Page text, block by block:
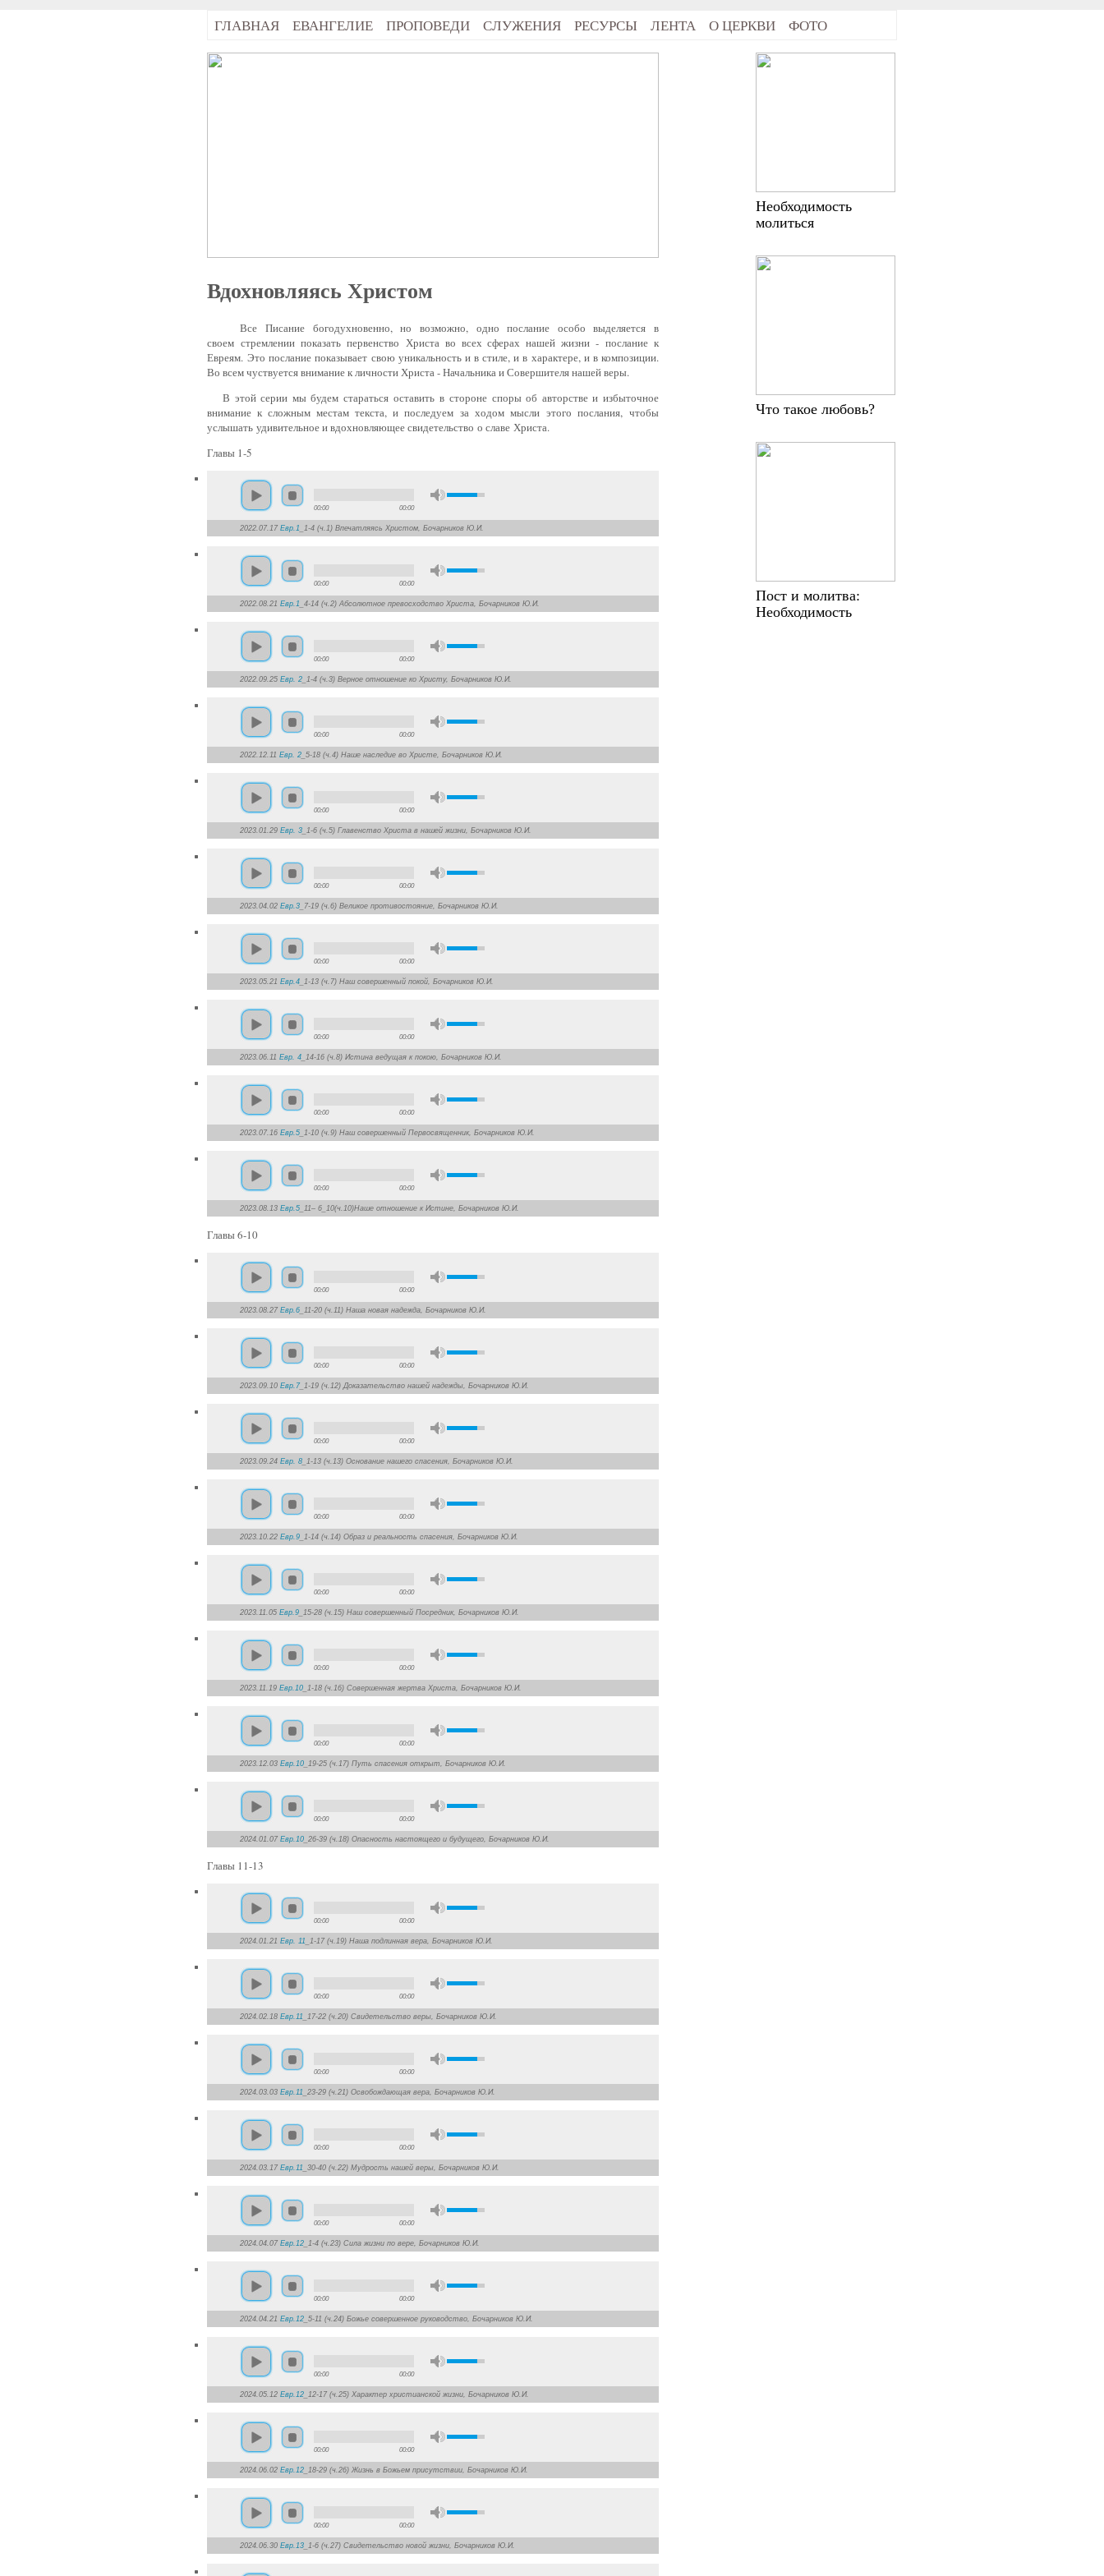
ГЛАВНАЯ ЕВАНГЕЛИЕ ПРОПОВЕДИ СЛУЖЕНИЯ РЕСУРСЫ ЛЕНТА О ЦЕРКВИ ФОТО
Вдохновляясь Христом
Все Писание богодухновенно, но возможно, одно послание особо выделяется в
своем стремлении показать первенство Христа во всех сферах нашей жизни - послание к
Евреям. Это послание показывает свою уникальность и в стиле, и в характере, и в композиции.
Во всем чуствуется внимание к личности Христа - Начальника и Совершителя нашей веры.
В этой серии мы будем стараться оставить в стороне споры об авторстве и избыточное
внимание к сложным местам текста, и последуем за ходом мысли этого послания, чтобы
услышать удивительное и вдохновляющее свидетельство о славе Христа.
Главы 1-5
00:00 00:00
2022.07.17 Евр.1 _1-4 (ч.1) Впечатляясь Христом, Бочарников Ю.И.
00:00 00:00
2022.08.21 Евр.1 _4-14 (ч.2) Абсолютное превосходство Христа, Бочарников Ю.И.
00:00 00:00
2022.09.25 Евр. 2 _1-4 (ч.3) Верное отношение ко Христу, Бочарников Ю.И.
00:00 00:00
2022.12.11 Евр. 2 _5-18 (ч.4) Наше наследие во Христе, Бочарников Ю.И.
00:00 00:00
2023.01.29 Евр. 3 _1-6 (ч.5) Главенство Христа в нашей жизни, Бочарников Ю.И.
00:00 00:00
2023.04.02 Евр.3 _7-19 (ч.6) Великое противостояние, Бочарников Ю.И.
00:00 00:00
2023.05.21 Евр.4 _1-13 (ч.7) Наш совершенный покой, Бочарников Ю.И.
00:00 00:00
2023.06.11 Евр. 4 _14-16 (ч.8) Истина ведущая к покою, Бочарников Ю.И.
00:00 00:00
2023.07.16 Евр.5 _1-10 (ч.9) Наш совершенный Первосвященник, Бочарников Ю.И.
00:00 00:00
2023.08.13 Евр.5 _11– 6_10(ч.10)Наше отношение к Истине, Бочарников Ю.И.
Главы 6-10
00:00 00:00
2023.08.27 Евр.6 _11-20 (ч.11) Наша новая надежда, Бочарников Ю.И.
00:00 00:00
2023.09.10 Евр.7_1-19 (ч.12) Доказательство нашей надежды, Бочарников Ю.И.
00:00 00:00
2023.09.24 Евр. 8 _1-13 (ч.13) Основание нашего спасения, Бочарников Ю.И.
00:00 00:00
2023.10.22 Евр.9 _1-14 (ч.14) Образ и реальность спасения, Бочарников Ю.И.
00:00 00:00
2023.11.05 Евр.9 _15-28 (ч.15) Наш совершенный Посредник, Бочарников Ю.И.
00:00 00:00
2023.11.19 Евр.10 _1-18 (ч.16) Совершенная жертва Христа, Бочарников Ю.И.
00:00 00:00
2023.12.03 Евр.10 _19-25 (ч.17) Путь спасения открыт, Бочарников Ю.И.
00:00 00:00
2024.01.07 Евр.10 _26-39 (ч.18) Опасность настоящего и будущего, Бочарников Ю.И.
Главы 11-13
00:00 00:00
2024.01.21 Евр. 11 _1-17 (ч.19) Наша подлинная вера, Бочарников Ю.И.
00:00 00:00
2024.02.18 Евр.11 _17-22 (ч.20) Свидетельство веры, Бочарников Ю.И.
00:00 00:00
2024.03.03 Евр.11 _23-29 (ч.21) Освобождающая вера, Бочарников Ю.И.
00:00 00:00
2024.03.17 Евр.11 _30-40 (ч.22) Мудрость нашей веры, Бочарников Ю.И.
00:00 00:00
2024.04.07 Евр.12 _1-4 (ч.23) Сила жизни по вере, Бочарников Ю.И.
00:00 00:00
2024.04.21 Евр.12 _5-11 (ч.24) Божье совершенное руководство, Бочарников Ю.И.
00:00 00:00
2024.05.12 Евр.12 _12-17 (ч.25) Характер христианской жизни, Бочарников Ю.И.
00:00 00:00
2024.06.02 Евр.12 _18-29 (ч.26) Жизнь в Божьем присутствии, Бочарников Ю.И.
00:00 00:00
2024.06.30 Евр.13 _1-6 (ч.27) Свидетельство новой жизни, Бочарников Ю.И.
Необходимость
молиться
Что такое любовь?
Пост и молитва:
Необходимость